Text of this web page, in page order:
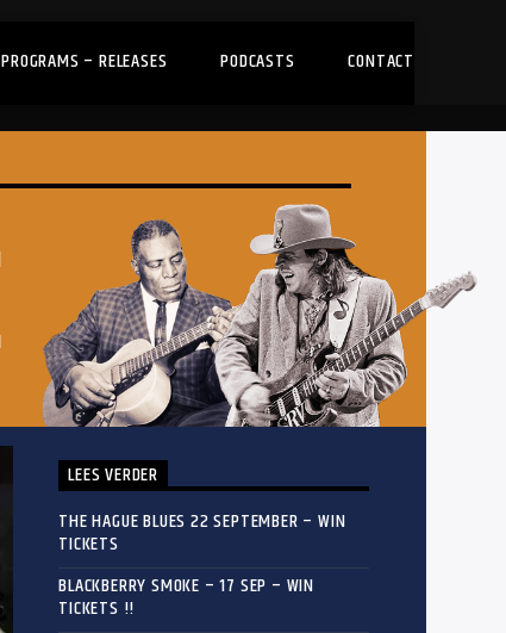
PROGRAMS – RELEASES PODCASTS CONTACT
LEES VERDER
THE HAGUE BLUES 22 SEPTEMBER – WIN
TICKETS
BLACKBERRY SMOKE – 17 SEP – WIN
TICKETS !!